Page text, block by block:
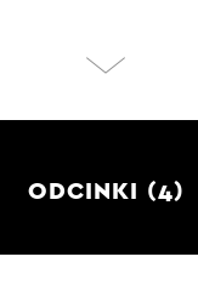
ODCINKI (4)